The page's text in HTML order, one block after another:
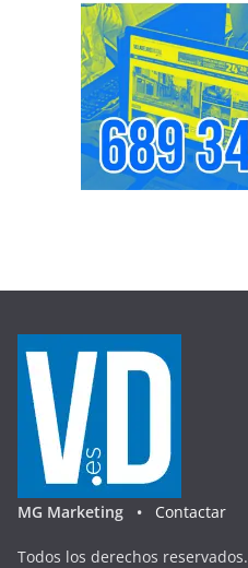
MG Marketing • Contactar
Todos los derechos reservados.